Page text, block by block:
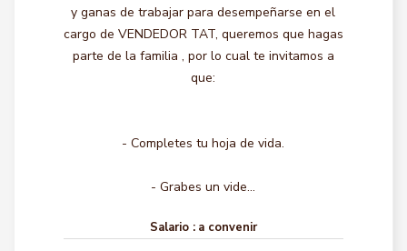
y ganas de trabajar para desempeñarse en el
cargo de VENDEDOR TAT, queremos que hagas
parte de la familia , por lo cual te invitamos a
que:
- Completes tu hoja de vida.
- Grabes un vide...
Salario : a convenir